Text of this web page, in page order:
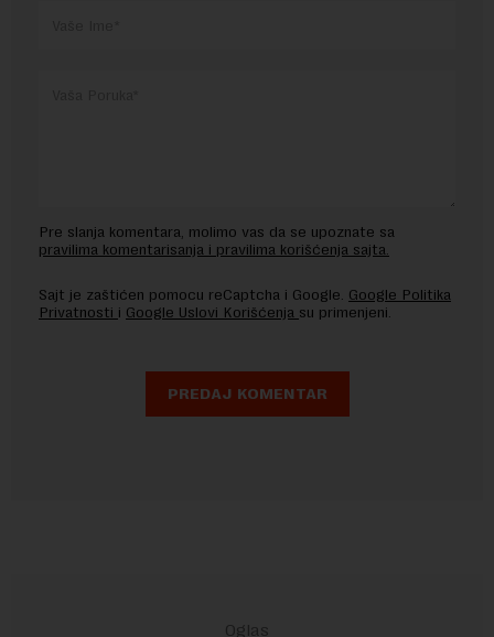
Pre slanja komentara, molimo vas da se upoznate sa
pravilima komentarisanja i pravilima korišćenja sajta.
Sajt je zaštićen pomocu reCaptcha i Google. Google Politika
Privatnosti i Google Uslovi Korišćenja su primenjeni.